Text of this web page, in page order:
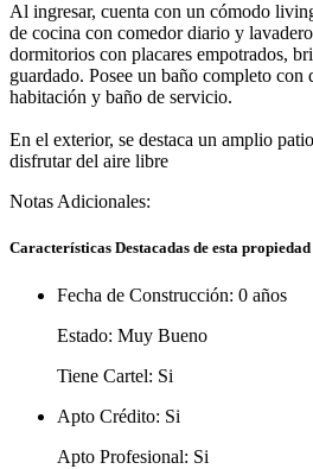
Al ingresar, cuenta con un cómodo
de cocina con comedor diario y
dormitorios con placares empotrados,
guardado. Posee un baño completo con
habitación y baño de servicio.
En el exterior, se destaca un amplio
disfrutar del aire libre
Notas Adicionales:
Características Destacadas de esta
Fecha de Construcción: 0 años
Estado: Muy Bueno
Tiene Cartel: Si
Apto Crédito: Si
Apto Profesional: Si